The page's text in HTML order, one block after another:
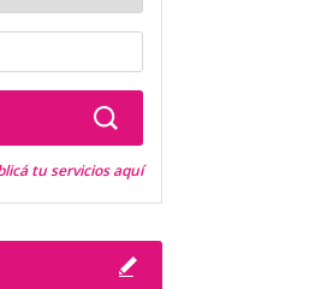
tu servicios aquí